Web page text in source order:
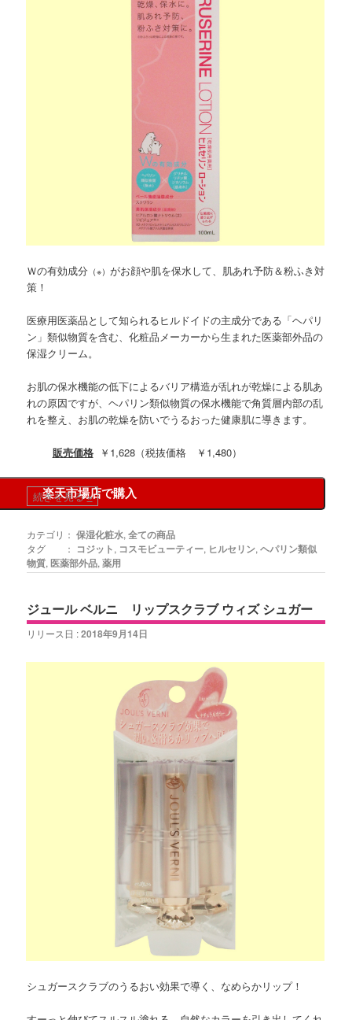
Ｗの有効成分 （※）がお顔や肌を保水して、肌あれ予防＆粉ふき対
策！
医療用医薬品として知られるヒルドイドの主成分である「ヘパリ
ン」類似物質を含む、化粧品メーカーから生まれた医薬部外品の
保湿クリーム。
お肌の保水機能の低下によるバリア構造が乱れが乾燥による肌あ
れの原因ですが、ヘパリン類似物質の保水機能で角質層内部の乱
れを整え、お肌の乾燥を防いでうるおった健康肌に導きます。
販売価格￥1,628（税抜価格 ￥1,480）
楽天市場店で購入
続きを見る»
カテゴリ： 保湿化粧水,全ての商品
タグ ： コジット, コスモビューティー, ヒルセリン,ヘパリン類似
物質,医薬部外品,薬用
ジュール ベルニ リップスクラブ ウィズ シュガー
リリース日 :2018年9月14日
シュガースクラブのうるおい効果で導く、なめらかリップ！